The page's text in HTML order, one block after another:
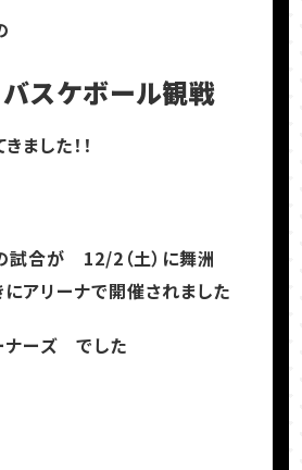
スケボール観戦
ました！！
試合が 12/2（土）に舞洲
アリーナで開催されました
ーズ でした